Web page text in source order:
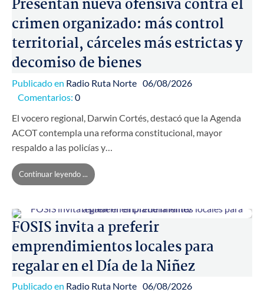
Presentan nueva ofensiva contra el
crimen organizado: más control
territorial, cárceles más estrictas y
decomiso de bienes
Publicado en Radio Ruta Norte 06/08/2026
Comentarios: 0
El vocero regional, Darwin Cortés, destacó que la Agenda
ACOT contempla una reforma constitucional, mayor
respaldo a las policías y…
Continuar leyendo ...
FOSIS invita a preferir
emprendimientos locales para
regalar en el Día de la Niñez
Publicado en Radio Ruta Norte 06/08/2026